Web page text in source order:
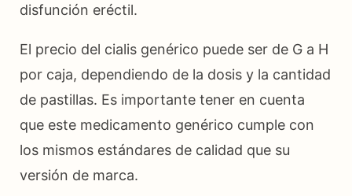
disfunción eréctil.
El precio del cialis genérico puede ser de G a H
por caja, dependiendo de la dosis y la cantidad
de pastillas. Es importante tener en cuenta
que este medicamento genérico cumple con
los mismos estándares de calidad que su
versión de marca.